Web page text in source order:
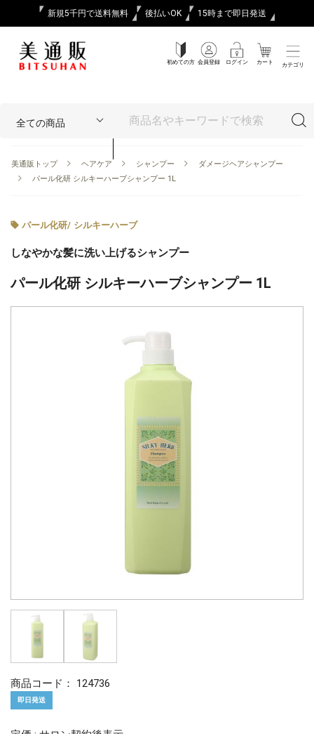
新規5千円で送料無料 後払いOK 15時まで即日発送
初めての方 会員登録 ログイン カート カテゴリ
美通販トップ ヘアケア シャンプー
ダメージヘアシャンプー
パール化研 シルキーハーブシャンプー 1L
パール化研/ シルキーハーブ
しなやかな髪に洗い上げるシャンプー
パール化研 シルキーハーブシャンプー 1L
商品コード： 124736
即日発送